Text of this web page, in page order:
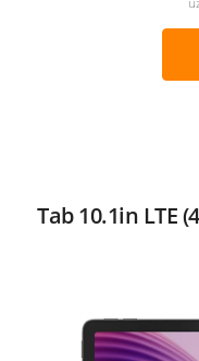
Tab 10.1in LTE